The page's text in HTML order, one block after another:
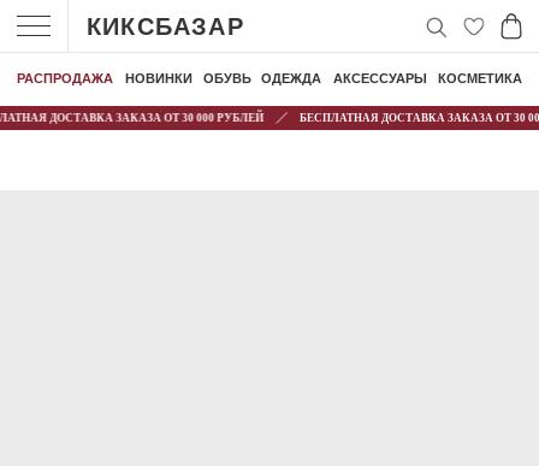
ДОСТАВКА ЗАКАЗА ОТ 30 000 РУБЛЕЙ БЕСПЛАТНАЯ ДОСТАВКА ЗАКАЗА ОТ 30
НОВИНКИ
РАСПРОДАЖА ОБУВЬ ОДЕЖДА АКСЕССУАРЫ КОСМЕТИКА
КИКСБАЗАР